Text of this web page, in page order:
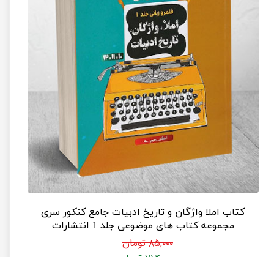
کتاب املا واژگان و تاریخ ادبیات جامع کنکور سری
مجموعه کتاب های موضوعی جلد 1 انتشارات
مشاوران آموزش (جلد قلمرو زبانی)
۸۵,۰۰۰ تومان